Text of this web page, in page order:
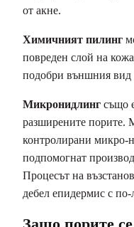
от акне.
Химичният пилинг
повреден слой на
подобри външния вид
Микронидлинг също
разширените порите.
контролирани микро-
подпомогнат
Процесът на
дебел епидермис с